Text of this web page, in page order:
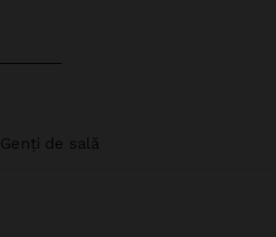
Genți de sală